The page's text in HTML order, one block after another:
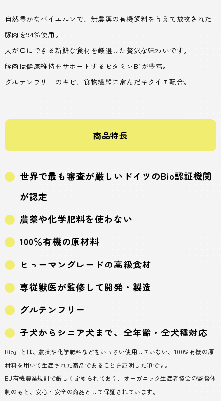
自然豊かなバイエルンで、無農薬の有機飼料を与えて放牧された
豚肉を94％使用。
人が口にできる新鮮な食材を厳選した贅沢な味わいです。
豚肉は健康維持をサポートするビタミンB1が豊富。
グルテンフリーのキビ、食物繊維に富んだキクイモ配合。
商品特長
世界で最も審査が厳しいドイツのBio認証機関
が認定
農薬や化学肥料を使わない
100％有機の原材料
ヒューマングレードの高級食材
専従獣医が監修して開発・製造
グルテンフリー
子犬からシニア犬まで、全年齢・全犬種対応
Bio」とは、農薬や化学肥料などをいっさい使用していない、100%有機の原
材料を用いて生産された商品であることを証明した印です。
EU有機農業規則で厳しく定められており、オーガニック生産者協会の監督体
制のもと、安心・安全の商品として保証されています。